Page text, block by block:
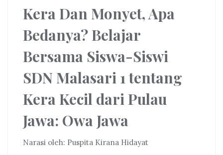
Kera Dan Monyet, Apa
Bedanya? Belajar
Bersama Siswa-Siswi
SDN Malasari 1 tentang
Kera Kecil dari Pulau
Jawa: Owa Jawa
Narasi oleh: Puspita Kirana Hidayat